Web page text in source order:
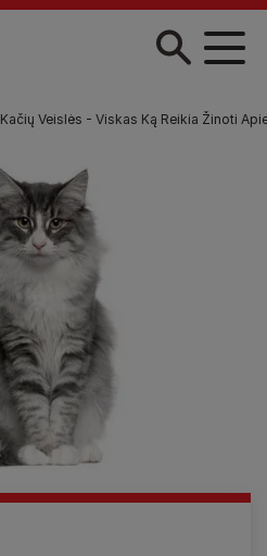
Kačių Veislės - Viskas Ką Reikia Žinoti